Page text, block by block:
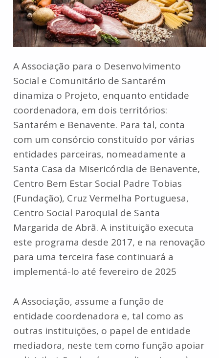
A Associação para o Desenvolvimento
Social e Comunitário de Santarém
dinamiza o Projeto, enquanto entidade
coordenadora, em dois territórios:
Santarém e Benavente. Para tal, conta
com um consórcio constituído por várias
entidades parceiras, nomeadamente a
Santa Casa da Misericórdia de Benavente,
Centro Bem Estar Social Padre Tobias
(Fundação), Cruz Vermelha Portuguesa,
Centro Social Paroquial de Santa
Margarida de Abrã. A instituição executa
este programa desde 2017, e na renovação
para uma terceira fase continuará a
implementá-lo até fevereiro de 2025
A Associação, assume a função de
entidade coordenadora e, tal como as
outras instituições, o papel de entidade
mediadora, neste tem como função apoiar